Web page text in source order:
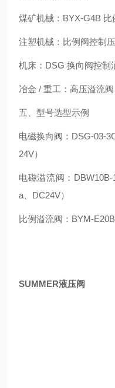
煤矿机械：BYX-G4B 比
注塑机械：比例阀控制
机床：DSG 换向阀控制
冶金 / 重工：高压溢流
五、型号选型示例
电磁换向阀：DSG-03-
24V）
电磁溢流阀：
a、DC24V）
比例溢流阀：BYM-
SUMMER液压阀